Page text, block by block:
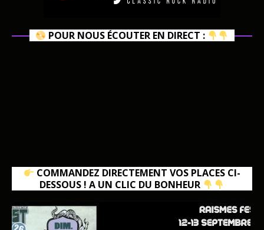
POUR NOUS ÉCOUTER EN DIRECT :
COMMANDEZ DIRECTEMENT VOS PLACES CI-
DESSOUS ! A UN CLIC DU BONHEUR